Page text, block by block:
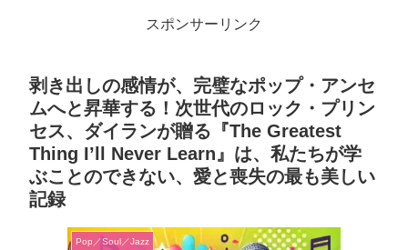
スポンサーリンク
剥き出しの感情が、完璧なポップ・アンセ
ムへと昇華する！次世代のロック・プリン
セス、ダイランが贈る『The Greatest
Thing I’ll Never Learn』は、私たちが学
ぶことのできない、愛と喪失の最も美しい
記録
Pop／Soul／Jazz